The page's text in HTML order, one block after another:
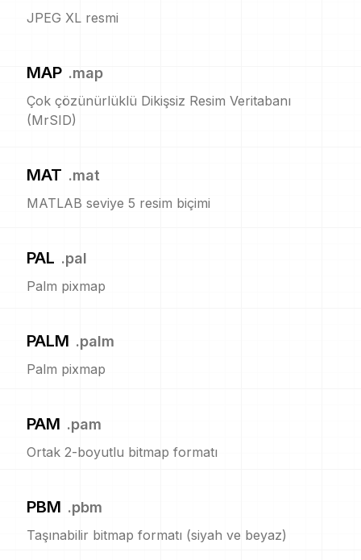
JPEG XL resmi
MAP .map
Çok çözünürlüklü Dikişsiz Resim Veritabanı
(MrSID)
MAT .mat
MATLAB seviye 5 resim biçimi
PAL .pal
Palm pixmap
PALM .palm
Palm pixmap
PAM .pam
Ortak 2-boyutlu bitmap formatı
PBM .pbm
Taşınabilir bitmap formatı (siyah ve beyaz)